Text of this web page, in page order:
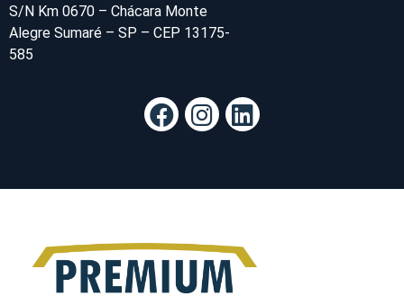
S/N Km 0670 – Chácara Monte
Alegre Sumaré – SP – CEP 13175-
585